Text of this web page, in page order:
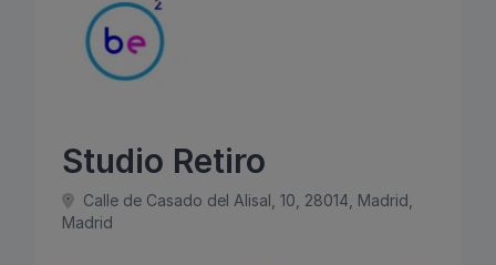
Studio Retiro
Calle de Casado del Alisal, 10, 28014, Madrid,
Madrid